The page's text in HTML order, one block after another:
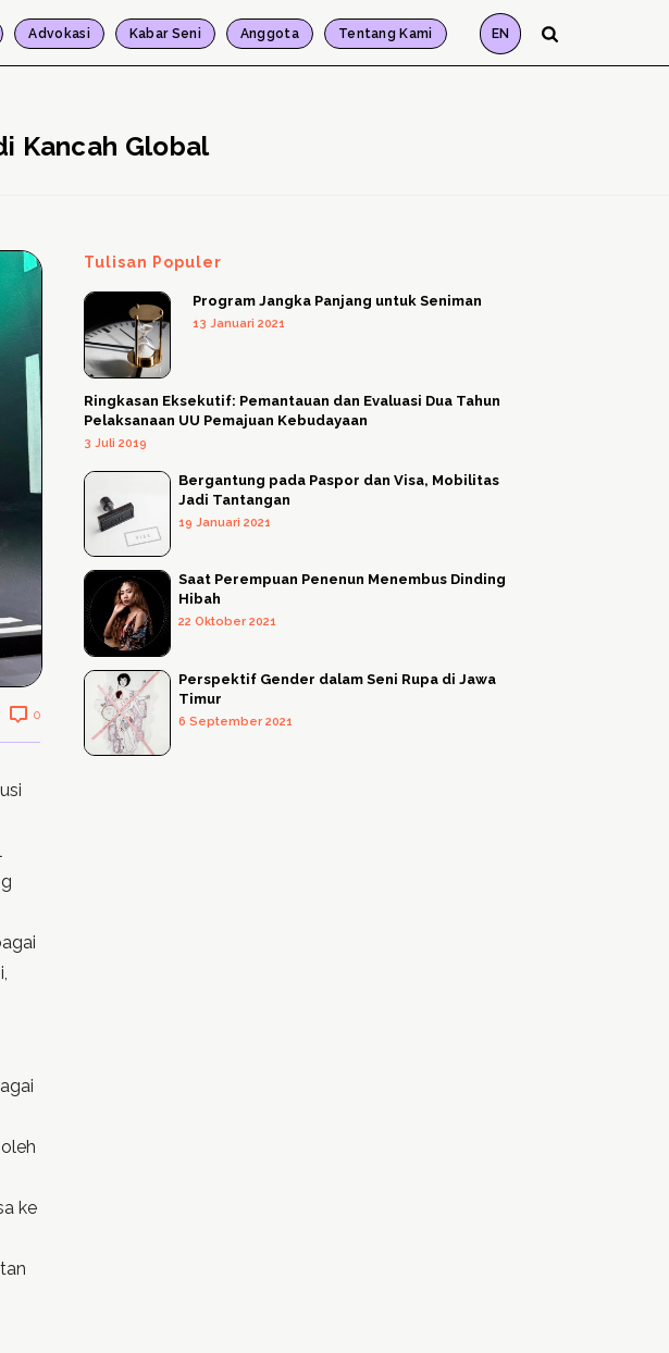
Advokasi Kabar Seni Anggota Tentang Kami EN
Kancah Global
0
ke
Tulisan Populer
Program Jangka Panjang untuk Seniman
13 Januari 2021
Ringkasan Eksekutif: Pemantauan dan Evaluasi Dua Tahun
Pelaksanaan UU Pemajuan Kebudayaan
3 Juli 2019
Bergantung pada Paspor dan Visa, Mobilitas
Jadi Tantangan
19 Januari 2021
Saat Perempuan Penenun Menembus Dinding
Hibah
22 Oktober 2021
Perspektif Gender dalam Seni Rupa di Jawa
Timur
6 September 2021